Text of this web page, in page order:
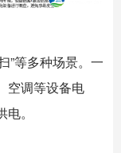
”等多种场景。一
空调等设备电
。